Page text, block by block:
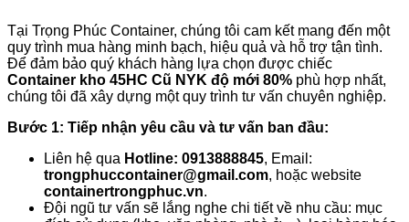
Tại Trọng Phúc Container, chúng tôi cam kết mang đến một
quy trình mua hàng minh bạch, hiệu quả và hỗ trợ tận tình.
Để đảm bảo quý khách hàng lựa chọn được chiếc
Container kho 45HC Cũ NYK độ mới 80% phù hợp nhất,
chúng tôi đã xây dựng một quy trình tư vấn chuyên nghiệp.
Bước 1: Tiếp nhận yêu cầu và tư vấn ban đầu:
Liên hệ qua Hotline: 0913888845, Email:
trongphuccontainer@gmail.com, hoặc website
containertrongphuc.vn.
Đội ngũ tư vấn sẽ lắng nghe chi tiết về nhu cầu: mục